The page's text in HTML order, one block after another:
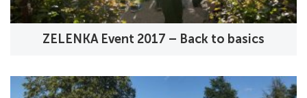
ZELENKA Event 2017 – Back to basics